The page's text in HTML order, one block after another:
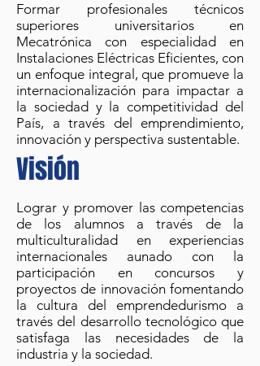
Formar profesionales técnicos
superiores universitarios en
Mecatrónica con especialidad en
Instalaciones Eléctricas Eficientes, con
un enfoque integral, que promueve la
internacionalización para impactar a
la sociedad y la competitividad del
País, a través del emprendimiento,
innovación y perspectiva sustentable.
Visión
Lograr y promover las competencias
de los alumnos a través de la
multiculturalidad en experiencias
internacionales aunado con la
participación en concursos y
proyectos de innovación fomentando
la cultura del emprendedurismo a
través del desarrollo tecnológico que
satisfaga las necesidades de la
industria y la sociedad.